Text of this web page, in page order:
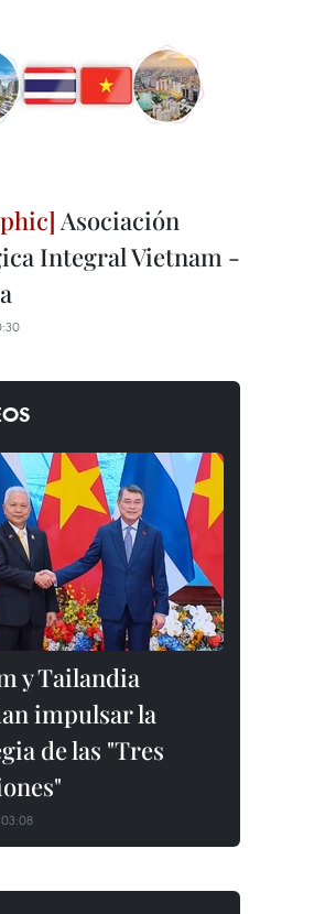
Asociación
Integral Vietnam -
y Tailandia
impulsar la
de las "Tres